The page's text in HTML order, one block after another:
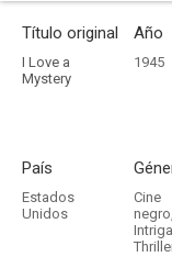
Título original
I Love a
Mystery
Año
1945
País
Estados
Unidos
Cine
negro,
Intriga